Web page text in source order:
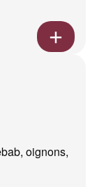
oignons,